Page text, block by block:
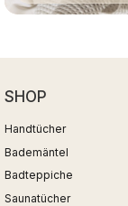
SHOP
Handtücher
Bademäntel
Badteppiche
Saunatücher